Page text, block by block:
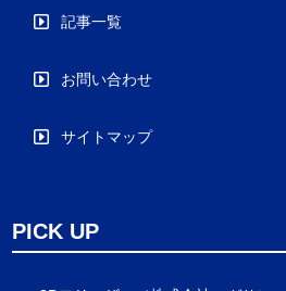
記事一覧
お問い合わせ
サイトマップ
PICK UP